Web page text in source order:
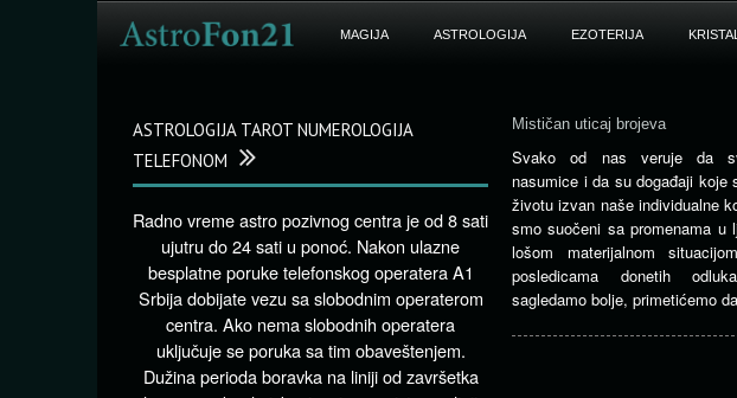
MAGIJA ASTROLOGIJA EZOTERIJA
Mističan uticaj brojeva
Svako od nas veruje da
nasumice i da su događaji koje
životu izvan naše individualne
smo suočeni sa promenama u
lošom materijalnom
posledicama donetih
sagledamo bolje, primetićemo
ASTROLOGIJA TAROT NUMEROLOGIJA
TELEFONOM
Radno vreme astro pozivnog centra je od 8 sati
ujutru do 24 sati u ponoć. Nakon ulazne
besplatne poruke telefonskog operatera A1
Srbija dobijate vezu sa slobodnim operaterom
centra. Ako nema slobodnih operatera
uključuje se poruka sa tim obaveštenjem.
Dužina perioda boravka na liniji od završetka